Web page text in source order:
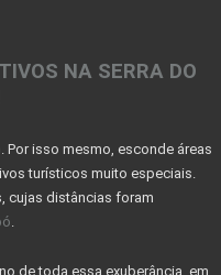
comemorativo
de morar no
tem per
encolher
NA SERRA DO
Por isso mesmo, esconde áreas
turísticos muito especiais.
cujas distâncias foram
.
de toda essa exuberância, em